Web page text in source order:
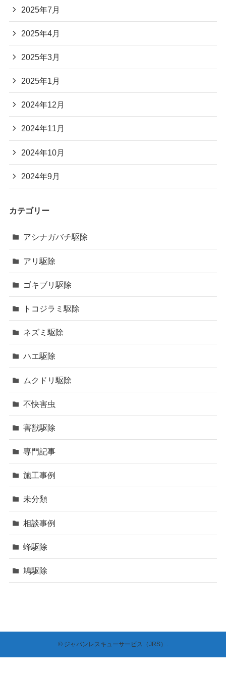
2025年7月
2025年4月
2025年3月
2025年1月
2024年12月
2024年11月
2024年10月
2024年9月
カテゴリー
アシナガバチ駆除
アリ駆除
ゴキブリ駆除
トコジラミ駆除
ネズミ駆除
ハエ駆除
ムクドリ駆除
不快害虫
害獣駆除
専門記事
施工事例
未分類
相談事例
蜂駆除
鳩駆除
© ジャパンレスキューサービス（JRS）.